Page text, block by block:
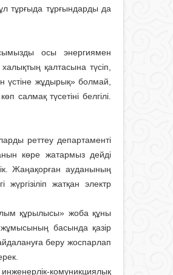
тұрғыда тұрғындарды да
осы энергиямен
қалтасына түсіп,
үстіне жұдырық» болмай,
салмақ түсетіні белгілі.
реттеу департаменті
көре жатармыз дейді
Жаңақорған ауданының
жатқан электр
құрылысы» жоба құны
басында қазір
беру жоспарлап
комуникциялық